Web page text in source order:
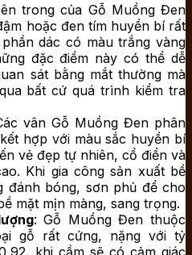
trong của Gỗ Muồng Đen
hoặc đen tím huyền bí rất
dác có màu trắng vàng
đặc điểm này có thể dễ
sát bằng mắt thường mà
bất cứ quá trình kiểm tra
vân Gỗ Muồng Đen phân
hợp với màu sắc huyền bí
vẻ đẹp tự nhiên, cổ điển và
Khi gia công sản xuất bề
đánh bóng, sơn phủ để cho
mặt mịn màng, sang trọng.
: Gỗ Muồng Đen thuộc
gỗ rất cứng, nặng với tỷ
khi cầm sẽ có cảm giác